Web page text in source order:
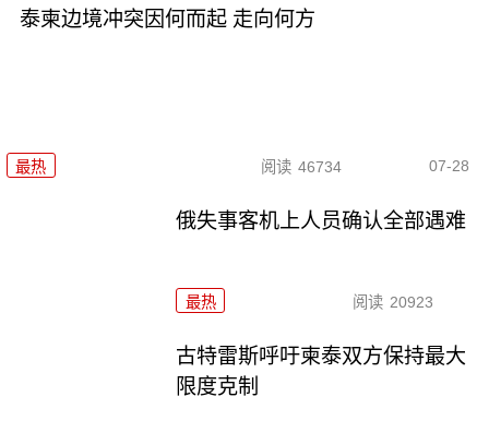
泰柬边境冲突因何而起 走向何方
最热 阅读 46734 07-28
俄失事客机上人员确认全部遇难
最热 阅读 20923
古特雷斯呼吁柬泰双方保持最大
限度克制